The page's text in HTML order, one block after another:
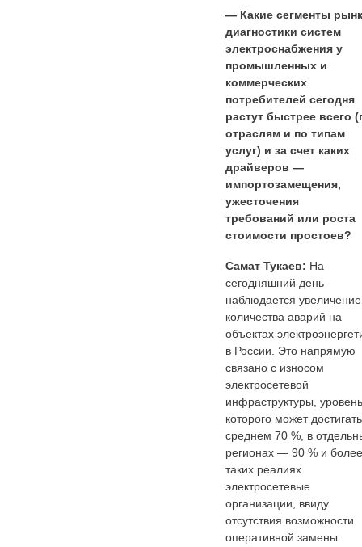
— Какие сегменты
диагностики систем
электроснабжения у
промышленных и
коммерческих
потребителей сегодня
растут быстрее всего
отраслям и по типам
услуг) и за счет каких
драйверов —
импортозамещения,
ужесточения
требований или роста
стоимости простоев?
Самат Тукаев: На
сегодняшний день
наблюдается увеличение
количества аварий на
объектах
в России. Это напрямую
связано с износом
электросетевой
инфраструктуры, уровень
которого может
среднем 70 %, в
регионах — 90 % и
таких реалиях
электросетевые
организации, ввиду
отсутствия возможности
оперативной замены